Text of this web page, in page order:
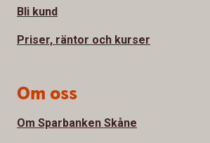
Bli kund
Priser, räntor och kurser
Om oss
Om Sparbanken Skåne